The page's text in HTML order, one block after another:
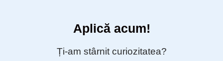
Aplică acum!
Ți-am stârnit curiozitatea?